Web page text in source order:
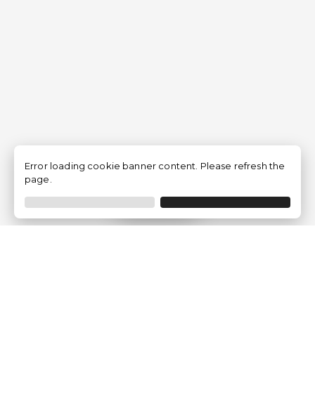
Filtrer
Error loading cookie banner content. Please refresh the
page.